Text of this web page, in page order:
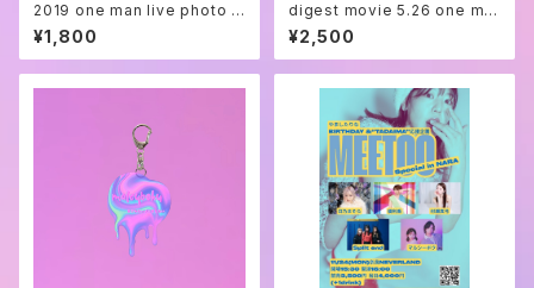
2019 one man live photo b
ook
¥1,800
digest movie 5.26 one ma
n live
¥2,500